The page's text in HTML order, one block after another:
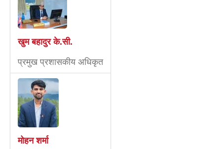
खुम बहादुर के.सी.
प्रमुख प्रशासकीय अधिकृत
मोहन शर्मा